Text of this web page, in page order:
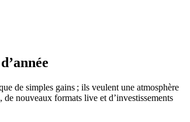
de simples gains ; ils veulent une atmosphère
nouveaux formats live et d’investissements